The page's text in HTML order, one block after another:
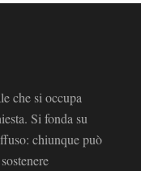
che si occupa
Si fonda su
chiunque può